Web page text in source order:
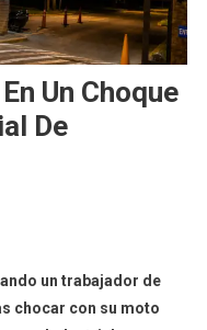
Un Choque
De
un trabajador de
chocar con su moto